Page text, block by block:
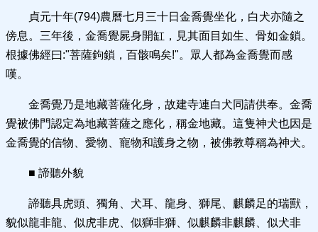
貞元十年(794)農曆七月三十日金喬覺坐化，白犬亦隨之
傍息。三年後，金喬覺屍身開缸，見其面目如生、骨如金鎖。
根據佛經曰:"菩薩鉤鎖，百骸鳴矣!"。眾人都為金喬覺而感
嘆。
金喬覺乃是地藏菩薩化身，故建寺連白犬同請供奉。金喬
覺被佛門認定為地藏菩薩之應化，稱金地藏。這隻神犬也因是
金喬覺的信物、愛物、寵物和護身之物，被佛教尊稱為神犬。
■ 諦聽外貌
諦聽具虎頭、獨角、犬耳、龍身、獅尾、麒麟足的瑞獸，
貌似龍非龍、似虎非虎、似獅非獅、似麒麟非麒麟、似犬非